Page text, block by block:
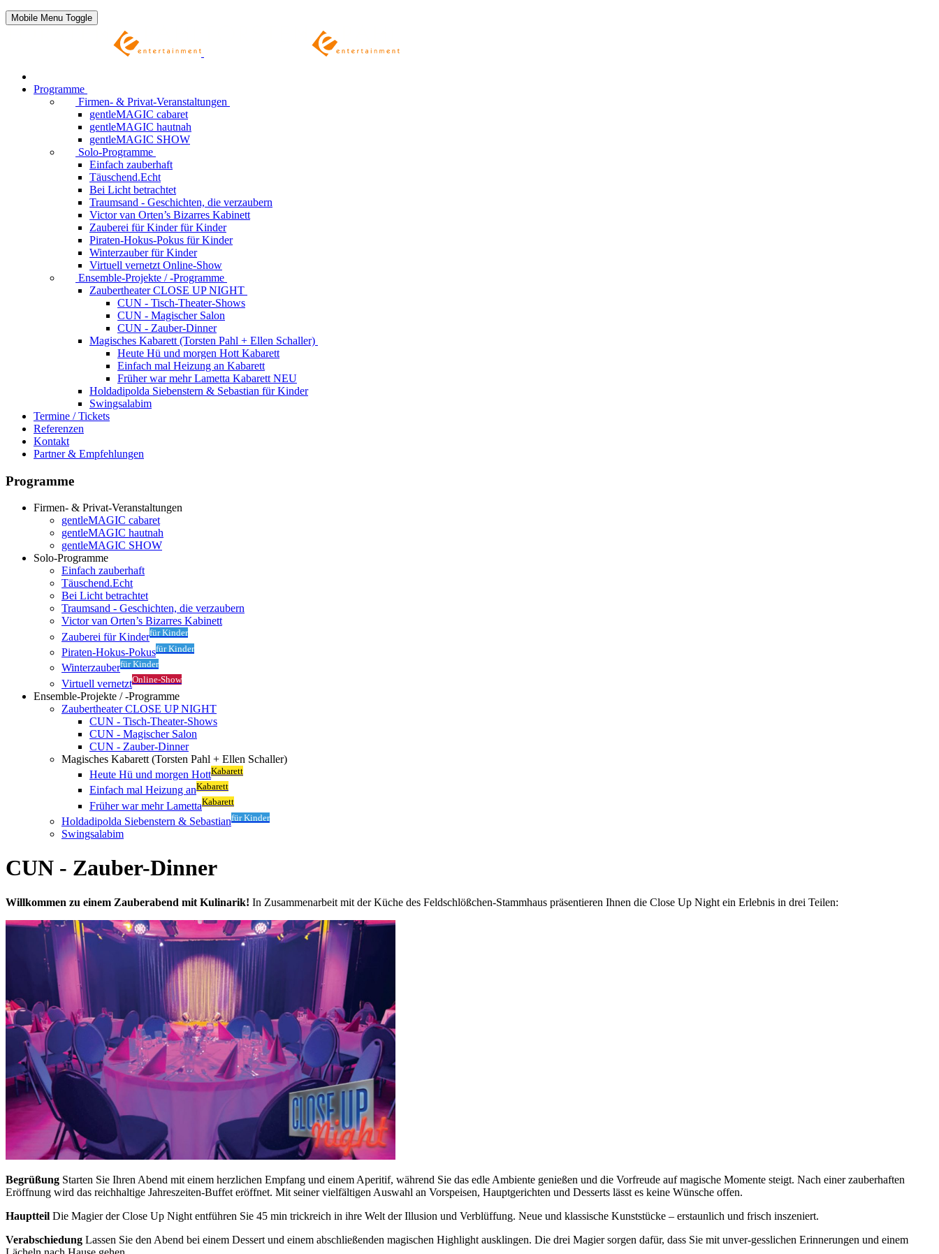
Mobile Menu Toggle
Programme
Firmen- & Privat-Veranstaltungen
gentleMAGIC cabaret
gentleMAGIC hautnah
gentleMAGIC SHOW
Solo-Programme
Einfach zauberhaft
Täuschend.Echt
Bei Licht betrachtet
Traumsand - Geschichten, die verzaubern
Victor van Orten’s Bizarres Kabinett
Zauberei für Kinder für Kinder
Piraten-Hokus-Pokus für Kinder
Winterzauber für Kinder
Virtuell vernetzt Online-Show
Ensemble-Projekte / -Programme
Zaubertheater CLOSE UP NIGHT
CUN - Tisch-Theater-Shows
CUN - Magischer Salon
CUN - Zauber-Dinner
Magisches Kabarett (Torsten Pahl + Ellen Schaller)
Heute Hü und morgen Hott Kabarett
Einfach mal Heizung an Kabarett
Früher war mehr Lametta Kabarett NEU
Holdadipolda Siebenstern & Sebastian für Kinder
Swingsalabim
Termine / Tickets
Referenzen
Kontakt
Partner & Empfehlungen
Programme
Firmen- & Privat-Veranstaltungen
gentleMAGIC cabaret
gentleMAGIC hautnah
gentleMAGIC SHOW
Solo-Programme
Einfach zauberhaft
Täuschend.Echt
Bei Licht betrachtet
Traumsand - Geschichten, die verzaubern
Victor van Orten’s Bizarres Kabinett
Zauberei für Kinderfür Kinder
Piraten-Hokus-Pokusfür Kinder
Winterzauberfür Kinder
Virtuell vernetztOnline-Show
Ensemble-Projekte / -Programme
Zaubertheater CLOSE UP NIGHT
CUN - Tisch-Theater-Shows
CUN - Magischer Salon
CUN - Zauber-Dinner
Magisches Kabarett (Torsten Pahl + Ellen Schaller)
Heute Hü und morgen HottKabarett
Einfach mal Heizung anKabarett
Früher war mehr LamettaKabarett
Holdadipolda Siebenstern & Sebastianfür Kinder
Swingsalabim
CUN - Zauber-Dinner
Willkommen zu einem Zauberabend mit Kulinarik! In Zusammenarbeit mit der Küche des Feldschlößchen-Stammhaus präsentieren Ihnen die Close Up Night ein Erlebnis in drei Teilen:
Begrüßung Starten Sie Ihren Abend mit einem herzlichen Empfang und einem Aperitif, während Sie das edle Ambiente genießen und die Vorfreude auf magische Momente steigt. Nach einer zauberhaften
Eröffnung wird das reichhaltige Jahreszeiten-Buffet eröffnet. Mit seiner vielfältigen Auswahl an Vorspeisen, Hauptgerichten und Desserts lässt es keine Wünsche offen.
Hauptteil Die Magier der Close Up Night entführen Sie 45 min trickreich in ihre Welt der Illusion und Verblüffung. Neue und klassische Kunststücke – erstaunlich und frisch inszeniert.
Verabschiedung Lassen Sie den Abend bei einem Dessert und einem abschließenden magischen Highlight ausklingen. Die drei Magier sorgen dafür, dass Sie mit unver-gesslichen Erinnerungen und einem